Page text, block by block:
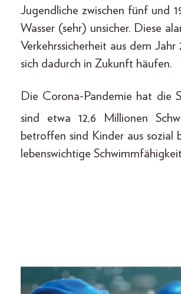
Jugendliche zwischen fünf und
Wasser (sehr) unsicher. Diese
Verkehrssicherheit aus dem
sich dadurch in Zukunft häufen.
Die Corona-Pandemie hat die
sind etwa 12,6 Millionen
betroffen sind Kinder aus sozial
lebenswichtige